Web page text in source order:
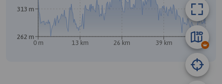
BA
0 m 13 km 26 km 39 km 53 km
262 m
313 m